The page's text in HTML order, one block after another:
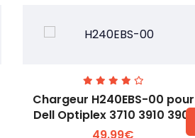
Chargeur H240EBS-00 pour
Dell Optiplex 3710 3910 3901